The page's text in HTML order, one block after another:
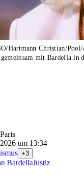
Hartmann Christian/
mit Bardella in
um 13:34
+3
BardellaJustiz